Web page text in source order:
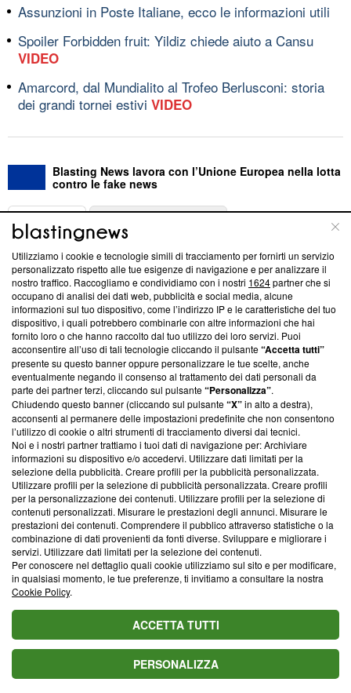
Assunzioni in Poste Italiane, ecco le informazioni utili
Spoiler Forbidden fruit: Yildiz chiede aiuto a Cansu
VIDEO
Amarcord, dal Mundialito al Trofeo Berlusconi: storia
dei grandi tornei estivi VIDEO
Blasting News lavora con l’Unione Europea nella lotta
contro le fake news
ABOUT
Questa sezione offre informazioni trasparenti su Blasting
News, sui nostri processi editoriali e su come ci impegniamo a
creare news di qualità. Inoltre, afferma la nostra aderenza a
‘Trust Project - News with Integrity’Blasting News non è
ancora membro del programma, ma ha richiesto di farne
parte; Trust Project non ha ancora effettuato una verifica di
conformità agli standard.
Su di noi
Team editoriale
Corporate
Redazione
Informativa Privacy
Cookie Policy
Blasting SA, IDI CHE-247.845.224, Via Carlo Frasca, 3 - 6900
Lugano (Svizzera) Tel:+39 0690258937
© 2026 Blasting News
Utilizziamo i cookie e tecnologie simili di tracciamento per fornirti un servizio
personalizzato rispetto alle tue esigenze di navigazione e per analizzare il
nostro traffico. Raccogliamo e condividiamo con i nostri 1624partner che si
occupano di analisi dei dati web, pubblicità e social media, alcune
informazioni sul tuo dispositivo, come l’indirizzo IP e le caratteristiche del tuo
dispositivo, i quali potrebbero combinarle con altre informazioni che hai
fornito loro o che hanno raccolto dal tuo utilizzo dei loro servizi. Puoi
acconsentire all’uso di tali tecnologie cliccando il pulsante“Accetta tutti”
presente su questo banner oppure personalizzare le tue scelte, anche
eventualmente negando il consenso al trattamento dei dati personali da
parte dei partner terzi, cliccando sul pulsante“Personalizza”.
Chiudendo questo banner (cliccando sul pulsante“X”in alto a destra),
acconsenti al permanere delle impostazioni predefinite che non consentono
l’utilizzo di cookie o altri strumenti di tracciamento diversi dai tecnici.
Noi e i nostri partner trattiamo i tuoi dati di navigazione per: Archiviare
informazioni su dispositivo e/o accedervi. Utilizzare dati limitati per la
selezione della pubblicità. Creare profili per la pubblicità personalizzata.
Utilizzare profili per la selezione di pubblicità personalizzata. Creare profili
per la personalizzazione dei contenuti. Utilizzare profili per la selezione di
contenuti personalizzati. Misurare le prestazioni degli annunci. Misurare le
prestazioni dei contenuti. Comprendere il pubblico attraverso statistiche o la
combinazione di dati provenienti da fonti diverse. Sviluppare e migliorare i
servizi. Utilizzare dati limitati per la selezione dei contenuti.
Per conoscere nel dettaglio quali cookie utilizziamo sul sito e per modificare,
in qualsiasi momento, le tue preferenze, ti invitiamo a consultare la nostra
Cookie Policy.
ACCETTA TUTTI
PERSONALIZZA